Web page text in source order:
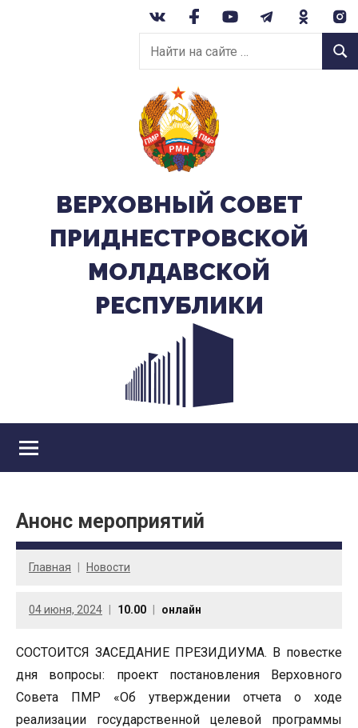
Найти
на
сайте:
ВЕРХОВНЫЙ CОВЕТ
ПРИДНЕСТРОВСКОЙ
МОЛДАВСКОЙ
РЕСПУБЛИКИ
Анонс мероприятий
Главная Новости
04 июня, 2024 10.00 онлайн
СОСТОИТСЯ ЗАСЕДАНИЕ ПРЕЗИДИУМА. В повестке
дня вопросы: проект постановления Верховного
Совета ПМР «Об утверждении отчета о ходе
реализации государственной целевой программы